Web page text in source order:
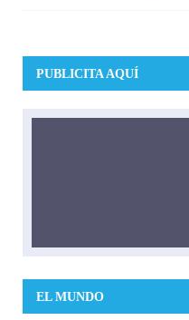
PUBLICITA AQUÍ
EL MUNDO